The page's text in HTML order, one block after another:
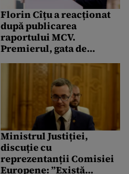
Florin Cîțu a reacționat
după publicarea
raportului MCV.
Premierul, gata de
Ministrul Justiției,
discuție cu
reprezentanții Comisiei
Europene: ”Există